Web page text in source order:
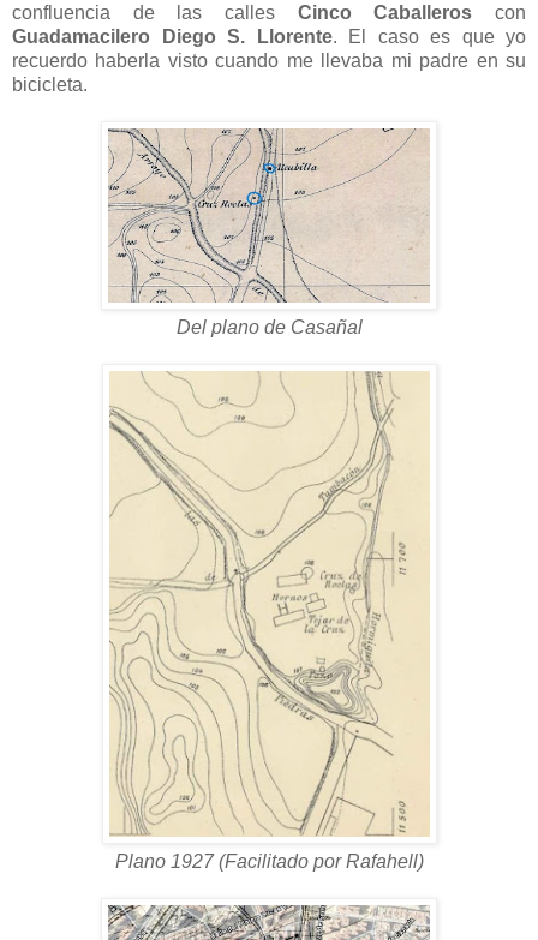
confluencia de las calles Cinco Caballeros con
Guadamacilero Diego S. Llorente. El caso es que yo
recuerdo haberla visto cuando me llevaba mi padre en su
bicicleta.
Del plano de Casañal
Plano 1927 (Facilitado por Rafahell)